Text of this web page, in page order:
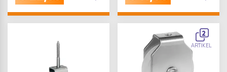
2
ARTIKEL